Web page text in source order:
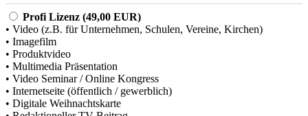
Profi Lizenz (49,00 EUR)
• Video (z.B. für Unternehmen, Schulen, Vereine, Kirchen)
• Imagefilm
• Produktvideo
• Multimedia Präsentation
• Video Seminar / Online Kongress
• Internetseite (öffentlich / gewerblich)
• Digitale Weihnachtskarte